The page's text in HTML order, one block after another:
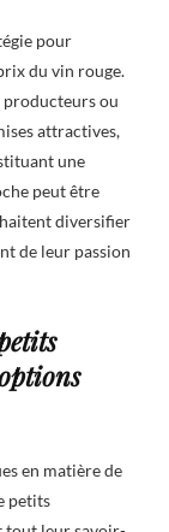
pour
du vin rouge.
producteurs ou
attractives,
une
peut être
diversifier
de leur passion
en matière de
petits